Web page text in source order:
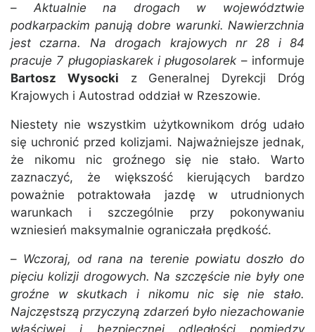
–Aktualnie na drogach w województwie
podkarpackim panują dobre warunki. Nawierzchnia
jest czarna. Na drogach krajowych nr 28 i 84
pracuje 7 pługopiaskarek i pługosolarek – informuje
Bartosz Wysocki z Generalnej Dyrekcji Dróg
Krajowych i Autostrad oddział w Rzeszowie.
Niestety nie wszystkim użytkownikom dróg udało
się uchronić przed kolizjami. Najważniejsze jednak,
że nikomu nic groźnego się nie stało. Warto
zaznaczyć, że większość kierujących bardzo
poważnie potraktowała jazdę w utrudnionych
warunkach i szczególnie przy pokonywaniu
wzniesień maksymalnie ograniczała prędkość.
– Wczoraj, od rana na terenie powiatu doszło do
pięciu kolizji drogowych. Na szczęście nie były one
groźne w skutkach i nikomu nic się nie stało.
Najczęstszą przyczyną zdarzeń było niezachowanie